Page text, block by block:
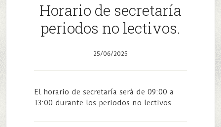
Horario de secretaría
periodos no lectivos.
25/06/2025
El horario de secretaría será de 09:00 a
13:00 durante los periodos no lectivos.